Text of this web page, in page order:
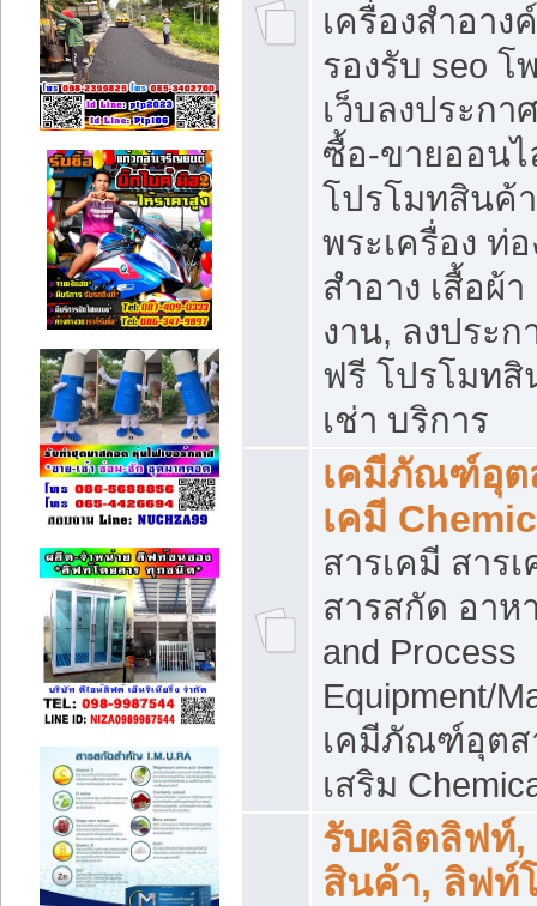
เครื่องสำอา
รองรับ seo โ
เว็บลงประก
ซื้อ-ขายออน
โปรโมทสินค้
พระเครื่อง ท่อ
สำอาง เสื้อผ้
งาน, ลงประ
ฟรี โปรโมท
เช่า บริการ
เคมีภัณฑ์อุต
เคมี
สารเคมี สาร
สารสกัด อาห
and Process
Equipment/
เคมีภัณฑ์อุตส
เสริม
รับผลิตลิฟท์
สินค้า, ลิฟท์